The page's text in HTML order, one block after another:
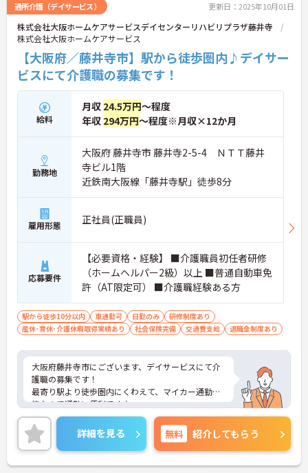
通所介護（デイサービス） 更新日：2025年10月01日
株式会社大阪ホームケアサービスデイセンターリハビリプラザ藤井寺
株式会社大阪ホームケアサービス
【大阪府／藤井寺市】駅から徒歩圏内♪デイサー
ビスにて介護職の募集です！
給料
月収 24.5万円～程度
年収 294万円～程度※月収×12か月
勤務地
大阪府 藤井寺市 藤井寺2-5-4 ＮＴＴ藤井
寺ビル1階
近鉄南大阪線「藤井寺駅」徒歩8分
雇用形態 正社員(正職員)
応募要件
【必要資格・経験】 ■介護職員初任者研修
（ホームヘルパー2級）以上 ■普通自動車免
許（AT限定可） ■介護職経験ある方
駅から徒歩10分以内 車通勤可 日勤のみ
研修制度あり
産休･育休･介護休暇取得実績あり
社会保険完備 交通費支給 退職金制度あり
大阪府藤井寺市にございます、デイサービスにて介
護職の募集です！
最寄り駅より徒歩圏内にくわえて、マイカー通勤可
能なので通勤に便利です♪
日勤帯のみのお仕事ですので、ご家庭をお持ちの方
も働きやすい勤務時間でオススメです◎
また、育児休暇制度がありますので、ライフステー
ジに応じて長くお仕事を続けていくことができます
★
詳細を見る 無料 紹介してもらう